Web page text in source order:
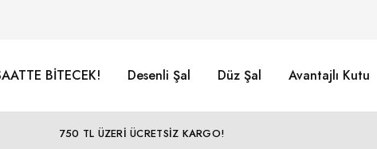
BİTECEK! Desenli Şal Düz Şal Avantajlı Kutu
750 TL ÜZERİ ÜCRETSİZ KARGO!